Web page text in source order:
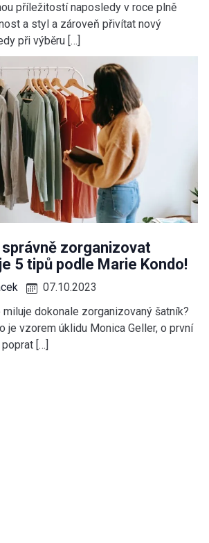
příležitostí naposledy v roce plně
a styl a zároveň přivítat nový
při výběru […]
zorganizovat
5 tipů podle Marie Kondo!
07.10.2023
miluje dokonale zorganizovaný šatník?
je vzorem úklidu Monica Geller, o první
[…]